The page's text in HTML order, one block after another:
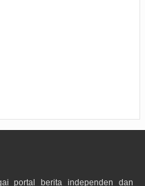
portal berita independen dan